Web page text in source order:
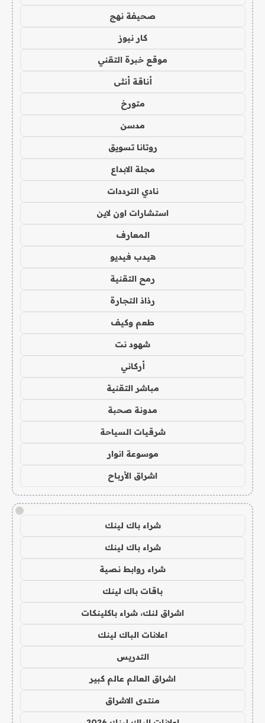
صحيفة نهج
كار نيوز
موقع خبرة التقني
أناقة أنثى
متورخ
مدسن
روتانا تسويق
مجلة الابداع
نادي الترددات
استشارات اون لاين
المعارف
هيدب فيديو
رمح التقنية
رذاذ التجارة
طعم وكيف
شهود نت
أركاني
مباشر التقنية
مدونة صحبة
شرقيات السياحة
موسوعة انوار
اشراق الأرباح
!
شراء باك لينك
شراء باك لينك
شراء روابط نصية
باقات باك لينك
اشراق لنك، شراء باكلينكات
اعلانات الباك لينك
التدريس
اشراق العالم عالم كبير
منتدى الاشراق